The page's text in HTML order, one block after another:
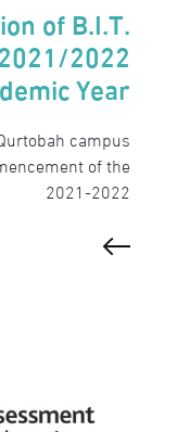
of B.I.T.
2022
Year
campus
of the
2021-2022